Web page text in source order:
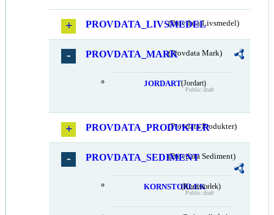
PROVDATA_LIVSMEDEL
(Provdata Livsmedel)
PROVDATA_MARK(Provdata Mark)
JORDART(Jordart)
Public draft
PROVDATA_PRODUKTER
(Provdata Produkter)
PROVDATA_SEDIMENT(Provdata Sediment)
KORNSTORLEK
(Kornstorlek)
Public draft